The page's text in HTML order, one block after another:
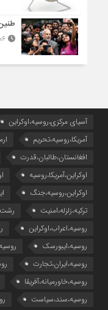
۰۶ مرداد ۱۴۰۵ - ۱۲:۴۲
آسیای مرکزی،روسیه،اوکراین
آمریکا،روسیه،تحریم
افغانستان،طالبان،قدرت
اوکراین،آمریکا،روسیه
اوکراین،روسیه،جنگ
ترکیه،زلزله،امنیت
روسیه،اعراب،اوکراین
روسیه،ایبورسک
روسیه،ایران،تجارت
روسیه،خاورمیانه،آفریقا
روسیه،سند،سیاست